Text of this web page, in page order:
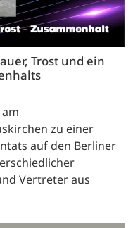
Trost und ein
zu einer
auf den Berliner
Vertreter aus